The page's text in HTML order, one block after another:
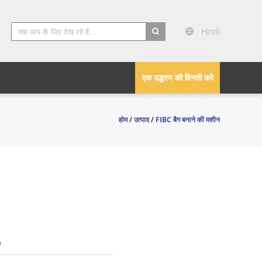
Hindi
एक उद्धरण की विनती करे
होम/उत्पाद/FIBC बैग बनाने की मशीन